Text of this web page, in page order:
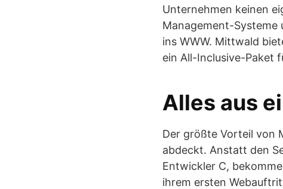
Unternehmen keinen
Management-Systeme
ins WWW. Mittwald
ein All-Inclusive-Paket
Alles aus
Der größte Vorteil von
abdeckt. Anstatt den
Entwickler C,
ihrem ersten